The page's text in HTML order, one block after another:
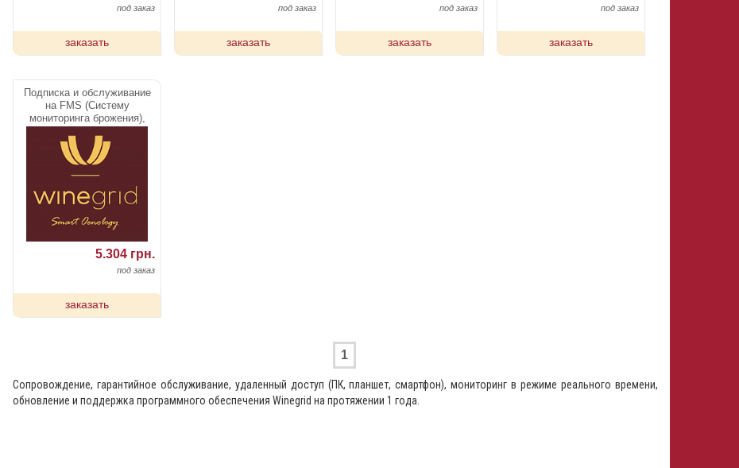
под заказ
заказать
под заказ
заказать
под заказ
заказать
под заказ
заказать
Подписка и обслуживание
на FMS (Систему
мониторинга брожения),
5.304 грн.
под заказ
заказать
1
Сопровождение, гарантийное обслуживание, удаленный доступ (ПК, планшет, смартфон), мониторинг в режиме реального времени,
обновление и поддержка программного обеспечения Winegrid на протяжении 1 года.